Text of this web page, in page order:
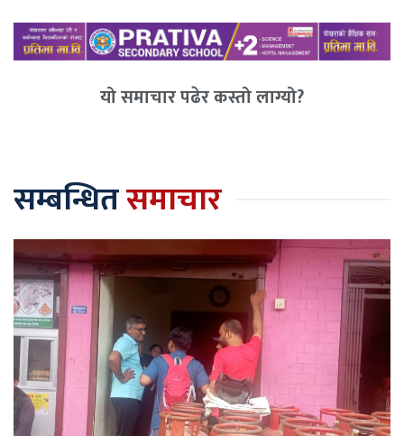
यो समाचार पढेर कस्तो लाग्यो?
सम्बन्धितसमाचार